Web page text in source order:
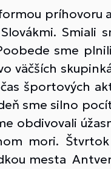
príhovoru
Smiali
sme
väčších
športových
sme silno
obdivovali
mori.
mesta